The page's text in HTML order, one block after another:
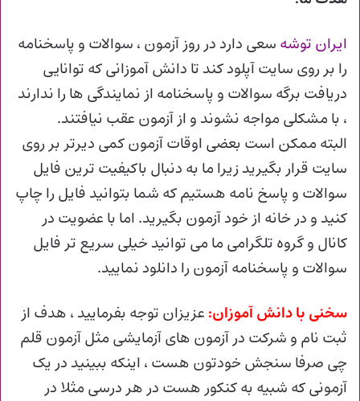
ایران توشه سعی دارد در روز آزمون ، سوالات و پاسخنامه
را بر روی سایت آپلود کند تا دانش آموزانی که توانایی
دریافت برگه سوالات و پاسخنامه از نمایندگی ها را ندارند
، با مشکلی مواجه نشوند و از آزمون عقب نیافتند.
البته ممکن است بعضی اوقات آزمون کمی دیرتر بر روی
سایت قرار بگیرید زیرا ما به دنبال باکیفیت ترین فایل
سوالات و پاسخ نامه هستیم که شما بتوانید فایل را چاپ
کنید و در خانه از خود آزمون بگیرید. اما با عضویت در
کانال و گروه تلگرامی ما می توانید خیلی سریع تر فایل
سوالات و پاسخنامه آزمون را دانلود نمایید.
سخنی با دانش آموزان: عزیزان توجه بفرمایید ، هدف از
ثبت نام و شرکت در آزمون های آزمایشی مثل آزمون قلم
چی صرفا سنجش خودتون هست ، اینکه ببینید در یک
آزمونی که شبیه به کنکور هست در هر درسی مثلا در